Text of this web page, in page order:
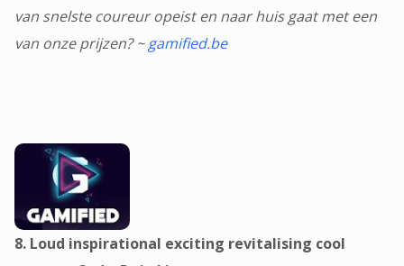
van snelste coureur opeist en naar huis gaat met een
van onze prijzen? ~gamified.be
8. Loud inspirational exciting revitalising cool